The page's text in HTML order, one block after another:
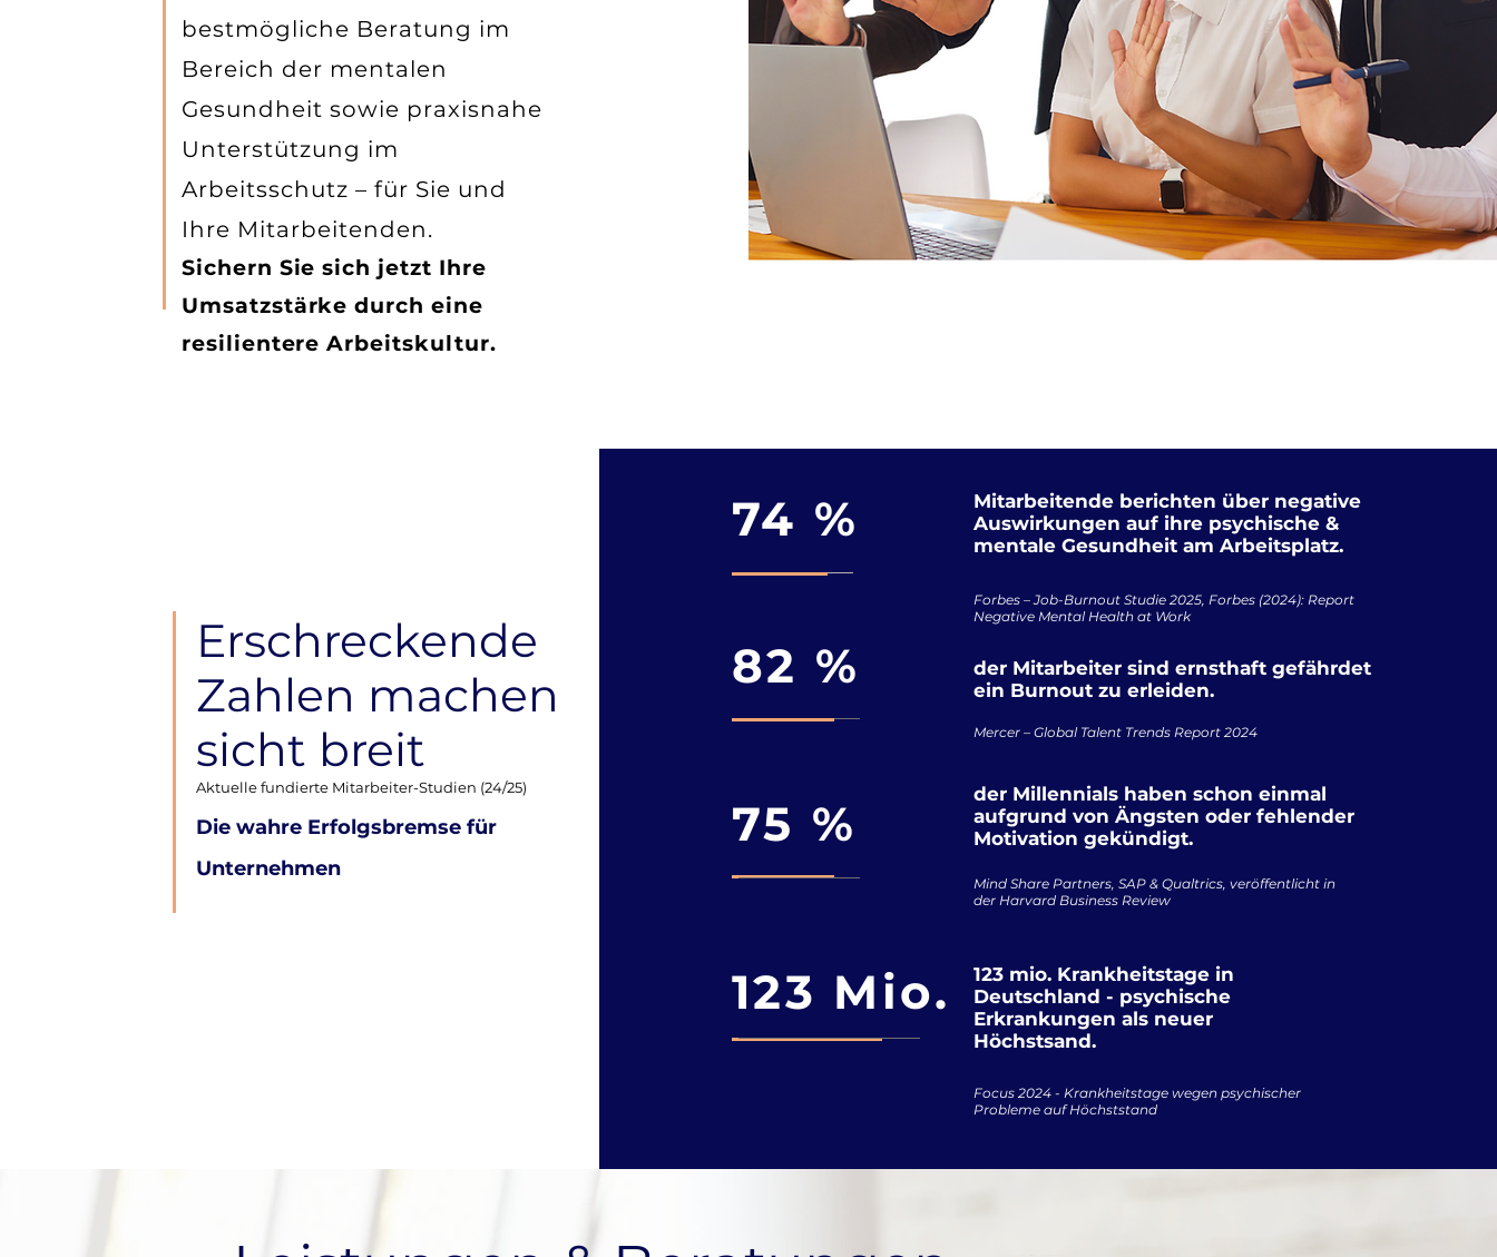
bestmögliche Beratung im
Bereich der mentalen
Gesundheit sowie praxisnahe
Unterstützung im
Arbeitsschutz – für Sie und
Ihre Mitarbeitenden.
Sichern Sie sich jetzt Ihre
Umsatzstärke durch eine
resilientere Arbeitskultur.
Erschreckende
Zahlen machen
sicht breit
Aktuelle fundierte Mitarbeiter-Studien (24/25)
Die wahre Erfolgsbremse für
Unternehmen
74 %
Mitarbeitende berichten über negative
Auswirkungen auf ihre psychische &
mentale Gesundheit am Arbeitsplatz.
Forbes – Job-Burnout Studie 2025, Forbes (2024): Report
Negative Mental Health at Work
82 %
der Mitarbeiter sind ernsthaft gefährdet
ein Burnout zu erleiden.
Mercer – Global Talent Trends Report 2024
75 %
123 Mio.
der Millennials haben schon einmal
aufgrund von Ängsten oder fehlender
Motivation gekündigt.
Mind Share Partners, SAP & Qualtrics, veröffentlicht in
der Harvard Business Review
123 mio. Krankheitstage in
Deutschland - psychische
Erkrankungen als neuer
Höchstsand.
Focus 2024 - Krankheitstage wegen psychischer
Probleme auf Höchststand